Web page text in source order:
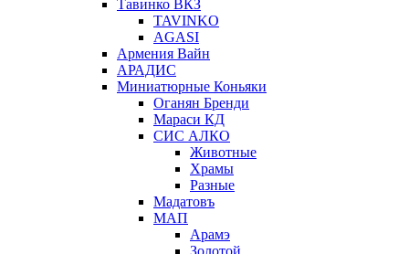
Тавинко ВКЗ
TAVINKO
AGASI
Армения Вайн
АРАДИС
Миниатюрные Коньяки
Оганян Бренди
Мараси КД
СИС АЛКО
Животные
Храмы
Разные
Мадатовъ
МАП
Арамэ
Золотой